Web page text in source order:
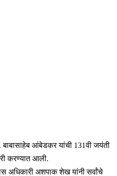
बाबासाहेब आंबेडकर यांची 131वी जयंती
करण्यात आली.
अधिकारी अशपाक शेख यांनी सर्वांचे